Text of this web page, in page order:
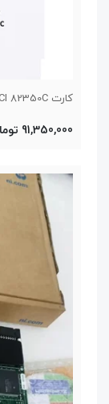
کارت Agilent GPIB PCI 82350C
91,350,000 تومان